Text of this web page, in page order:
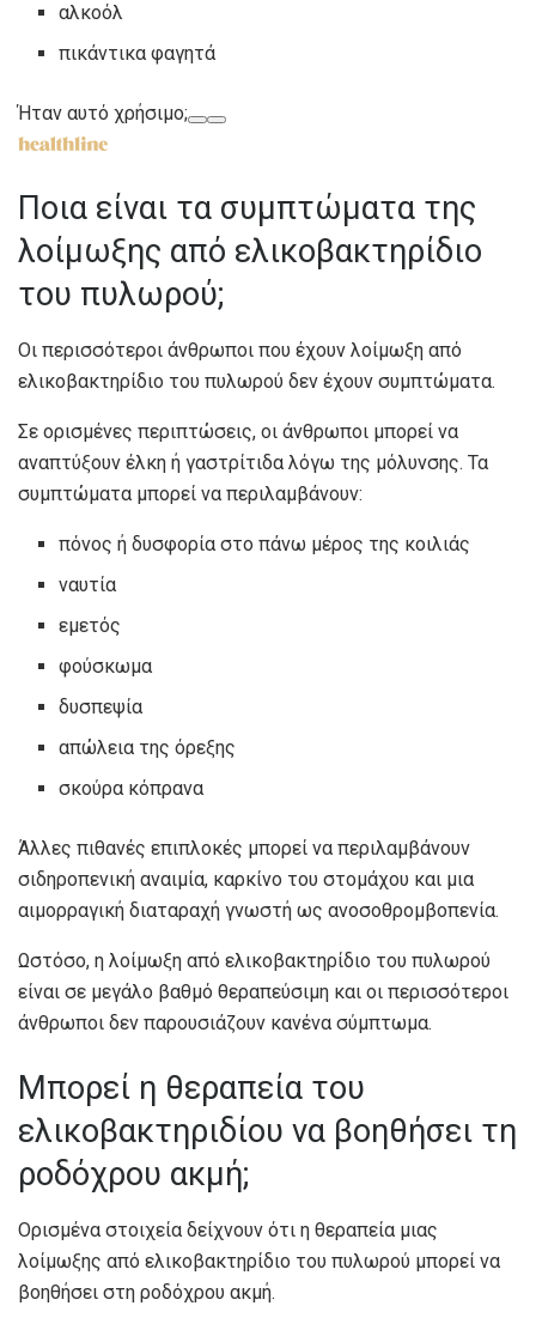
αλκοόλ
πικάντικα φαγητά
Ήταν αυτό χρήσιμο;
Ποια είναι τα συμπτώματα της
λοίμωξης από ελικοβακτηρίδιο
του πυλωρού;
Οι περισσότεροι άνθρωποι που έχουν λοίμωξη από
ελικοβακτηρίδιο του πυλωρού δεν έχουν συμπτώματα.
Σε ορισμένες περιπτώσεις, οι άνθρωποι μπορεί να
αναπτύξουν έλκη ή γαστρίτιδα λόγω της μόλυνσης. Τα
συμπτώματα μπορεί να περιλαμβάνουν:
πόνος ή δυσφορία στο πάνω μέρος της κοιλιάς
ναυτία
εμετός
φούσκωμα
δυσπεψία
απώλεια της όρεξης
σκούρα κόπρανα
Άλλες πιθανές επιπλοκές μπορεί να περιλαμβάνουν
σιδηροπενική αναιμία, καρκίνο του στομάχου και μια
αιμορραγική διαταραχή γνωστή ως ανοσοθρομβοπενία.
Ωστόσο, η λοίμωξη από ελικοβακτηρίδιο του πυλωρού
είναι σε μεγάλο βαθμό θεραπεύσιμη και οι περισσότεροι
άνθρωποι δεν παρουσιάζουν κανένα σύμπτωμα.
Μπορεί η θεραπεία του
ελικοβακτηριδίου να βοηθήσει τη
ροδόχρου ακμή;
Ορισμένα στοιχεία δείχνουν ότι η θεραπεία μιας
λοίμωξης από ελικοβακτηρίδιο του πυλωρού μπορεί να
βοηθήσει στη ροδόχρου ακμή.